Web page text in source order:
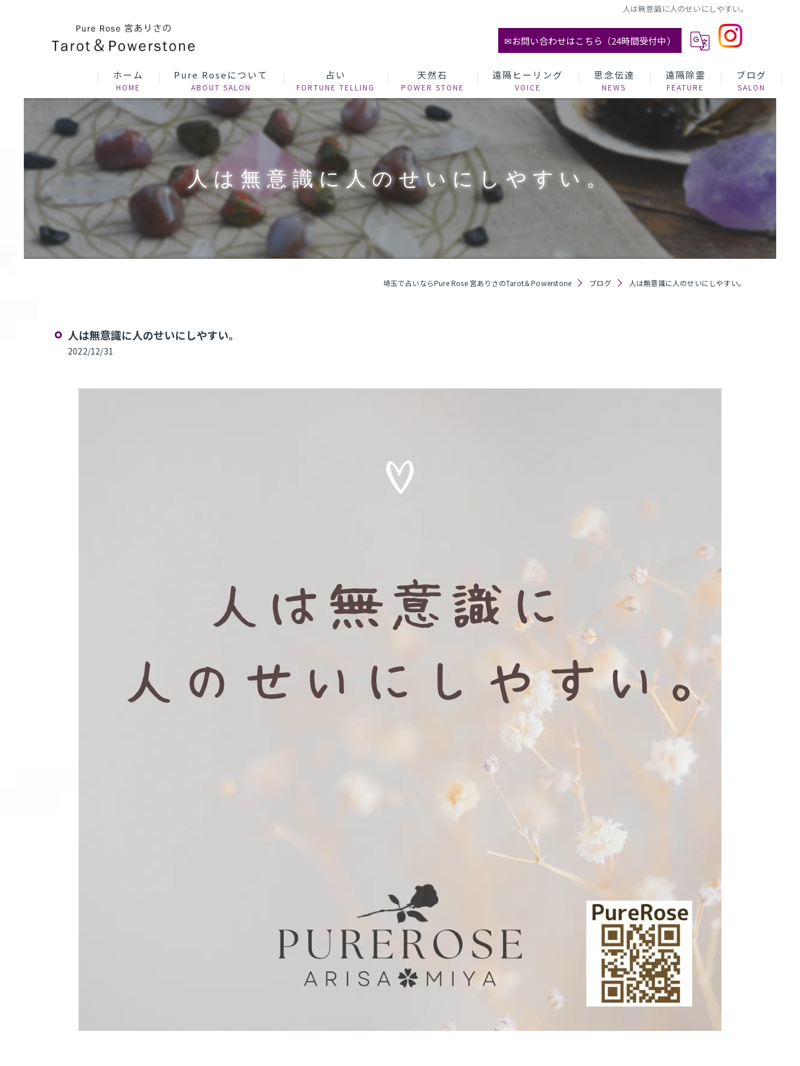
​人は無意識に人のせいにしやすい。
✉お問い合わせはこちら（24時間受付中）
ホーム Pure Roseについて 占い 天然石 遠隔ヒーリング 思念伝達 遠隔除霊 ブログ
​人は無意識に人のせいにしやすい。
埼玉で占いならPure Rose 宮ありさのTarot＆Powerstone ブログ ​人は無意識に人のせいにしやすい。
​人は無意識に人のせいにしやすい。
2022/12/31